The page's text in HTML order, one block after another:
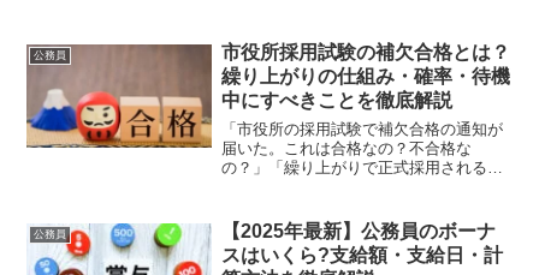
別な手続きが必要そうで、なかなか足を
運べないという方は多いの...
公務員
市役所採用試験の補欠合格とは？
繰り上がりの仕組み・確率・待機
中にすべきことを徹底解説
「市役所の採用試験で補欠合格の通知が
届いた。これは合格なの？不合格な
の？」「繰り上がりで正式採用される可
てもいい？」「いつまで待てばいい
の？」市役所（地方公務員）の採用...
公務員
【2025年最新】公務員のボーナ
スはいくら?支給額・支給日・計